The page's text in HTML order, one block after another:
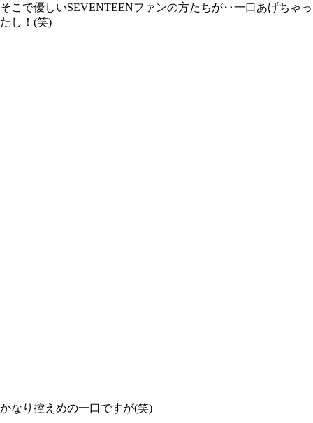
そこで優しいSEVENTEENファンの方たちが‥一口あげちゃっ
たし！(笑)
かなり控えめの一口ですが(笑)